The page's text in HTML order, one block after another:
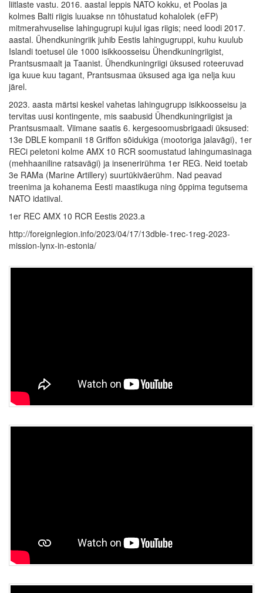
liitlaste vastu. 2016. aastal leppis NATO kokku, et Poolas ja
kolmes Balti riigis luuakse nn tõhustatud kohalolek (eFP)
mitmerahvuselise lahingugrupi kujul igas riigis; need loodi 2017.
aastal. Ühendkuningriik juhib Eestis lahingugruppi, kuhu kuulub
Islandi toetusel üle 1000 isikkoosseisu Ühendkuningriigist,
Prantsusmaalt ja Taanist. Ühendkuningriigi üksused roteeruvad
iga kuue kuu tagant, Prantsusmaa üksused aga iga nelja kuu
järel.
2023. aasta märtsi keskel vahetas lahingugrupp isikkoosseisu ja
tervitas uusi kontingente, mis saabusid Ühendkuningriigist ja
Prantsusmaalt. Viimane saatis 6. kergesoomusbrigaadi üksused:
13e DBLE kompanii 18 Griffon sõidukiga (mootoriga jalavägi), 1er
RECi peletoni kolme AMX 10 RCR soomustatud lahingumasinaga
(mehhaaniline ratsavägi) ja insenerirühma 1er REG. Neid toetab
3e RAMa (Marine Artillery) suurtükiväerühm. Nad peavad
treenima ja kohanema Eesti maastikuga ning õppima tegutsema
NATO idatiival.
1er REC AMX 10 RCR Eestis 2023.a
http://foreignlegion.info/2023/04/17/13dble-1rec-1reg-2023-
mission-lynx-in-estonia/